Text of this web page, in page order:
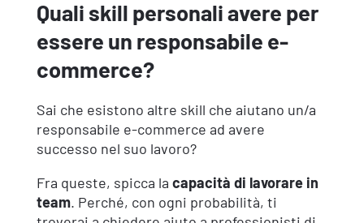
Quali skill personali avere per
essere un responsabile e-
commerce?
Sai che esistono altre skill che aiutano un/a
responsabile e-commerce ad avere
successo nel suo lavoro?
Fra queste, spicca la capacità di lavorare in
team. Perché, con ogni probabilità, ti